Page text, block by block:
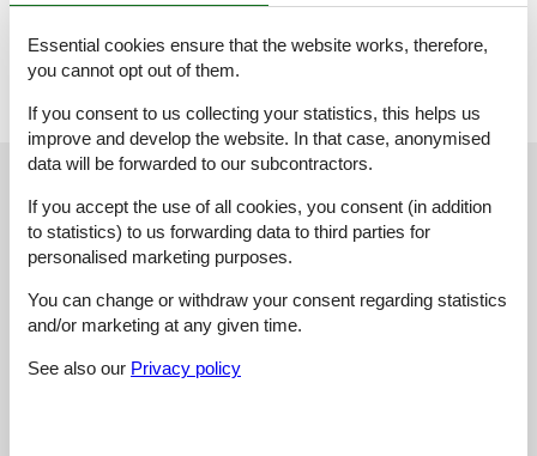
Die Aufteilung der Unterkunft kann variieren. Die Grundrisse und
Bilder vermitteln einen guten Eindruck, dienen aber nur zur
External reviews
4,4
Cleaning:
Location:
Essential cookies ensure that the website works, therefore,
you cannot opt out of them.
If you consent to us collecting your statistics, this helps us
improve and develop the website. In that case, anonymised
data will be forwarded to our subcontractors.
If you accept the use of all cookies, you consent (in addition
to statistics) to us forwarding data to third parties for
personalised marketing purposes.
You can change or withdraw your consent regarding statistics
and/or marketing at any given time.
See also our Privacy policy